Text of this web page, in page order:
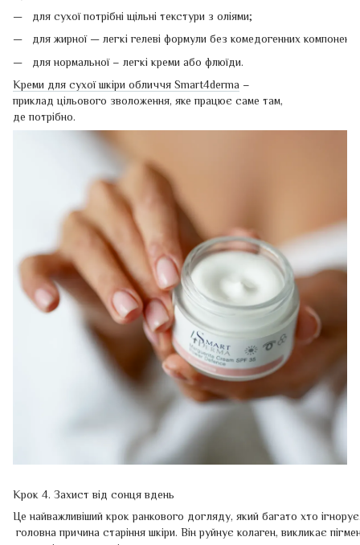
для сухої потрібні щільні текстури з оліями;
для жирної — легкі гелеві формули без комедогенних
для нормальної – легкі креми або флюїди.
Креми для сухої шкіри обличчя Smart4derma –
приклад цільового зволоження, яке працює саме там,
де потрібно.
Крок 4. Захист від сонця вдень
Це найважливіший крок ранкового догляду, який багато хто
головна причина старіння шкіри. Він руйнує колаген, викликає